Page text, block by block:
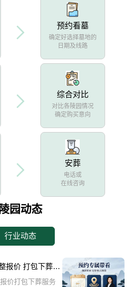
预约看墓
确定好选择墓地的
日期及线路
综合对比
对比各陵园情况
确定购买意向
安葬
电话或
在线咨询
陵园动态
行业动态
中华永久陵园生态立碑完整报价 打包下葬服务同步享折扣详解
价打包下葬服务